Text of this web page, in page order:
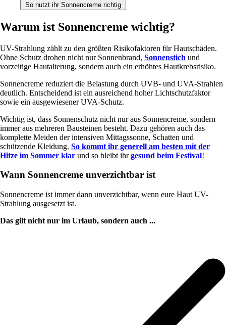
So nutzt ihr Sonnencreme richtig
Warum ist Sonnencreme wichtig?
UV-Strahlung zählt zu den größten Risikofaktoren für Hautschäden.
Ohne Schutz drohen nicht nur Sonnenbrand, Sonnenstich und
vorzeitige Hautalterung, sondern auch ein erhöhtes Hautkrebsrisiko.
Sonnencreme reduziert die Belastung durch UVB- und UVA-Strahlen
deutlich. Entscheidend ist ein ausreichend hoher Lichtschutzfaktor
sowie ein ausgewiesener UVA-Schutz.
Wichtig ist, dass Sonnenschutz nicht nur aus Sonnencreme, sondern
immer aus mehreren Bausteinen besteht. Dazu gehören auch das
komplette Meiden der intensiven Mittagssonne, Schatten und
schützende Kleidung. So kommt ihr generell am besten mit der
Hitze im Sommer klar und so bleibt ihrgesund beim Festival!
Wann Sonnencreme unverzichtbar ist
Sonnencreme ist immer dann unverzichtbar, wenn eure Haut UV-
Strahlung ausgesetzt ist.
Das gilt nicht nur im Urlaub, sondern auch ...